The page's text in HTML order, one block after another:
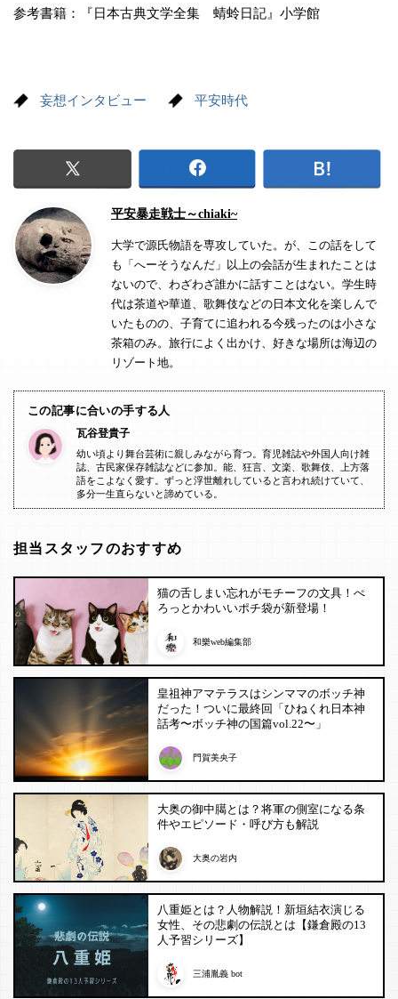
参考書籍：『日本古典文学全集 蜻蛉日記』小学館
妄想インタビュー 平安時代
平安暴走戦士～chiaki~
大学で源氏物語を専攻していた。が、この話をして
も「へーそうなんだ」以上の会話が生まれたことは
ないので、わざわざ誰かに話すことはない。学生時
代は茶道や華道、歌舞伎などの日本文化を楽しんで
いたものの、子育てに追われる今残ったのは小さな
茶箱のみ。旅行によく出かけ、好きな場所は海辺の
リゾート地。
この記事に合いの手する人
瓦谷登貴子
幼い頃より舞台芸術に親しみながら育つ。育児雑誌や外国人向け雑
誌、古民家保存雑誌などに参加。能、狂言、文楽、歌舞伎、上方落
語をこよなく愛す。ずっと浮世離れしていると言われ続けていて、
多分一生直らないと諦めている。
担当スタッフのおすすめ
猫の舌しまい忘れがモチーフの文具！ぺ
ろっとかわいいポチ袋が新登場！
和樂web編集部
皇祖神アマテラスはシンママのボッチ神
だった！ついに最終回「ひねくれ日本神
話考〜ボッチ神の国篇vol.22〜」
門賀美央子
大奥の御中臈とは？将軍の側室になる条
件やエピソード・呼び方も解説
大奥の岩内
八重姫とは？人物解説！新垣結衣演じる
女性、その悲劇の伝説とは【鎌倉殿の13
人予習シリーズ】
三浦胤義 bot